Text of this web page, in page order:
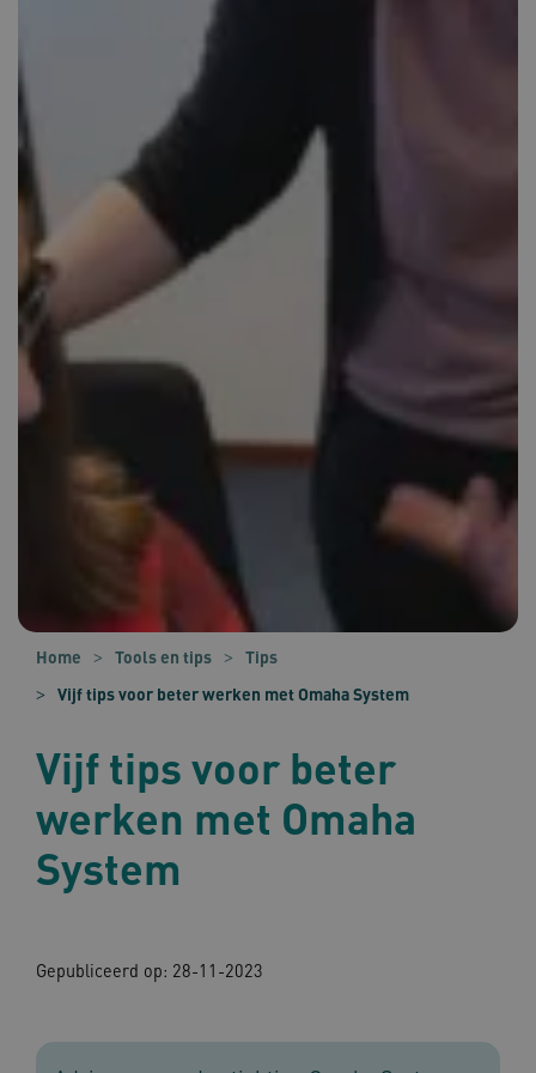
Home Tools en tips
Tips
Vijf tips voor beter werken met Omaha System
Vijf tips voor beter
werken met Omaha
System
Gepubliceerd op: 28-11-2023